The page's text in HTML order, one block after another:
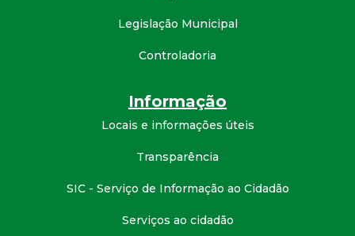
Legislação Municipal
Controladoria
Informação
Locais e informações úteis
Transparência
SIC - Serviço de Informação ao Cidadão
Serviços ao cidadão